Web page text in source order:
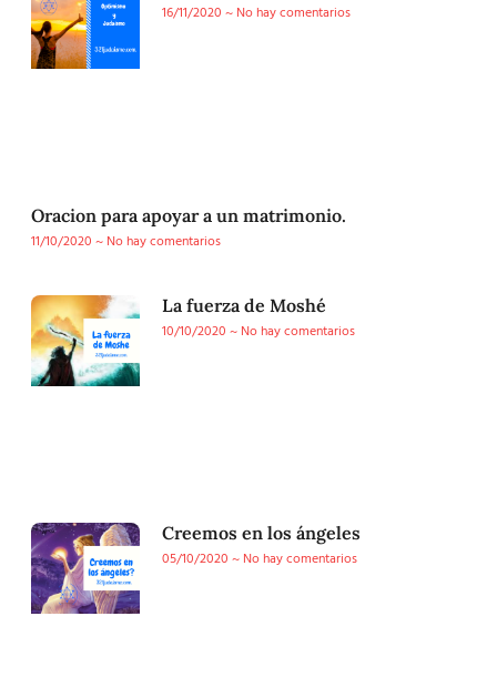
16/11/2020
No hay comentarios
Oracion para apoyar a un matrimonio.
11/10/2020
No hay comentarios
La fuerza de Moshé
10/10/2020
No hay comentarios
Creemos en los ángeles
05/10/2020
No hay comentarios